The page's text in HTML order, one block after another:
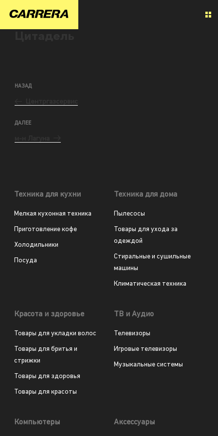
НАЗАД
ДАЛЕЕ
Техника для кухни
Мелкая кухонная техника
Приготовление кофе
Холодильники
Посуда
Техника для дома
Пылесосы
Товары для ухода за
одеждой
Стиральные и сушильные
машины
Климатическая техника
Красота и здоровье
Товары для укладки волос
Товары для бритья и
стрижки
Товары для здоровья
Товары для красоты
ТВ и Аудио
Телевизоры
Игровые телевизоры
Музыкальные системы
Компьютеры Аксессуары